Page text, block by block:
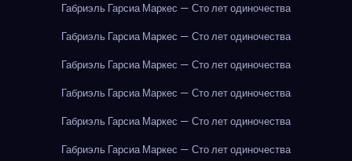
Габриэль Гарсиа Маркес — Сто лет одиночества
Габриэль Гарсиа Маркес — Сто лет одиночества
Габриэль Гарсиа Маркес — Сто лет одиночества
Габриэль Гарсиа Маркес — Сто лет одиночества
Габриэль Гарсиа Маркес — Сто лет одиночества
Габриэль Гарсиа Маркес — Сто лет одиночества